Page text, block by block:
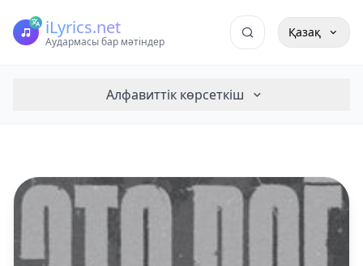
iLyrics.net
Аудармасы бар мәтіндер
Қазақ
Алфавиттік көрсеткіш